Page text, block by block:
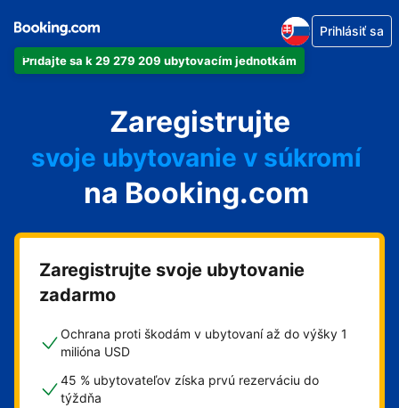
Pridajte sa k 29 279 209 ubytovacím jednotkám
Prihlásiť sa
Zaregistrujte
svoj hotel
svoje ubytovanie v súkromí
svoj penzión
svoje bed and breakfast
na Booking.com
Zaregistrujte svoje ubytovanie
zadarmo
Ochrana proti škodám v ubytovaní až do výšky 1
milióna USD
45 % ubytovateľov získa prvú rezerváciu do
týždňa